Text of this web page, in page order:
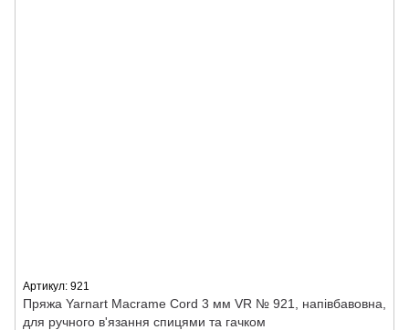
Артикул: 921
Пряжа Yarnart Macrame Cord 3 мм VR № 921, напівбавовна,
для ручного в'язання спицями та гачком